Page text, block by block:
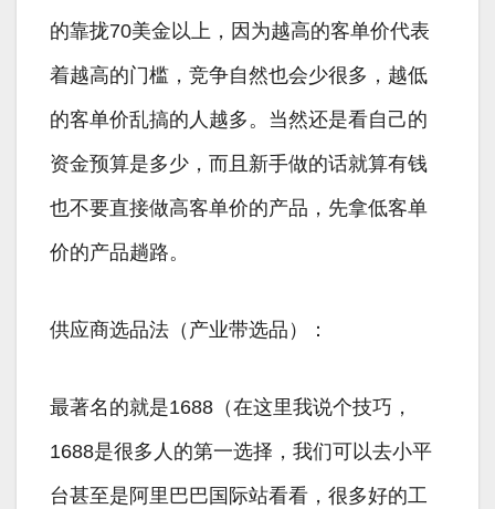
的靠拢70美金以上，因为越高的客单价代表
着越高的门槛，竞争自然也会少很多，越低
的客单价乱搞的人越多。当然还是看自己的
资金预算是多少，而且新手做的话就算有钱
也不要直接做高客单价的产品，先拿低客单
价的产品趟路。
供应商选品法（产业带选品）：
最著名的就是1688（在这里我说个技巧，
1688是很多人的第一选择，我们可以去小平
台甚至是阿里巴巴国际站看看，很多好的工